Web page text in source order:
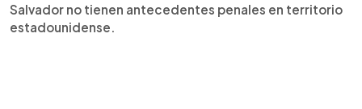
Salvador no tienen antecedentes penales en territorio
estadounidense.